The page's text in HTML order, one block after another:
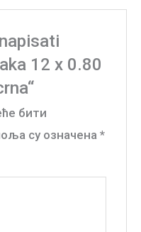
12 x 0.80
бити
су означена*